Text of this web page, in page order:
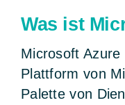
Was ist
Microsoft
Plattform von
Palette von